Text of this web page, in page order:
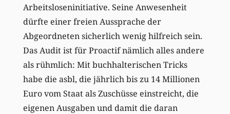
Arbeitsloseninitiative. Seine Anwesenheit
dürfte einer freien Aussprache der
Abgeordneten sicherlich wenig hilfreich sein.
Das Audit ist für Proactif nämlich alles andere
als rühmlich: Mit buchhalterischen Tricks
habe die asbl, die jährlich bis zu 14 Millionen
Euro vom Staat als Zuschüsse einstreicht, die
eigenen Ausgaben und damit die daran